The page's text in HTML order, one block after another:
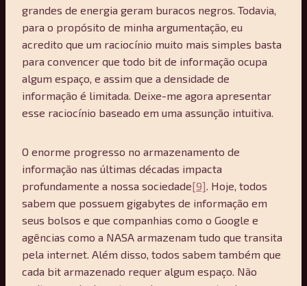
grandes de energia geram buracos negros. Todavia,
para o propósito de minha argumentação, eu
acredito que um raciocínio muito mais simples basta
para convencer que todo bit de informação ocupa
algum espaço, e assim que a densidade de
informação é limitada. Deixe-me agora apresentar
esse raciocínio baseado em uma assunção intuitiva.
O enorme progresso no armazenamento de
informação nas últimas décadas impacta
profundamente a nossa sociedade[9] . Hoje, todos
sabem que possuem gigabytes de informação em
seus bolsos e que companhias como o Google e
agências como a NASA armazenam tudo que transita
pela internet. Além disso, todos sabem também que
cada bit armazenado requer algum espaço. Não